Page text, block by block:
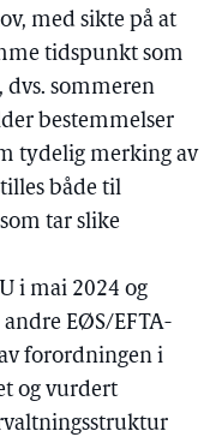
med sikte på at
tidspunkt som
dvs. sommeren
bestemmelser
tydelig merking av
både til
tar slike
i mai 2024 og
EØS/EFTA-
forordningen i
og vurdert